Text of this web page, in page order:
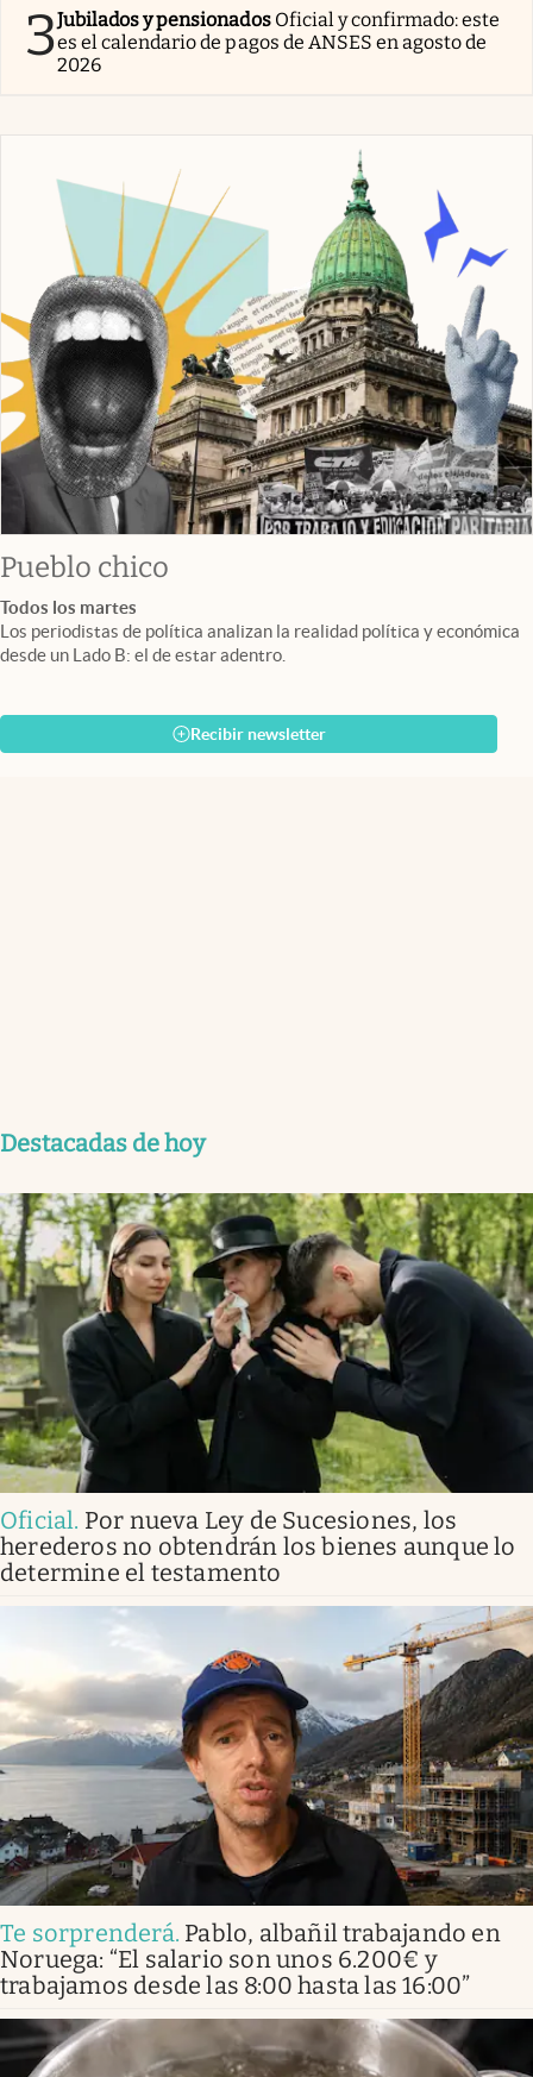
3Jubilados y pensionados Oficial y confirmado: este
es el calendario de pagos de ANSES en agosto de
2026
Pueblo chico
Todos los martes
Los periodistas de política analizan la realidad política y económica
desde un Lado B: el de estar adentro.
Recibir newsletter
Destacadas de hoy
Oficial. Por nueva Ley de Sucesiones, los
herederos no obtendrán los bienes aunque lo
determine el testamento
Te sorprenderá. Pablo, albañil trabajando en
Noruega: “El salario son unos 6.200€ y
trabajamos desde las 8:00 hasta las 16:00”